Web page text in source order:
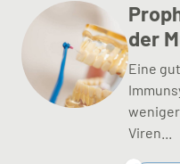
der
Eine
Viren...